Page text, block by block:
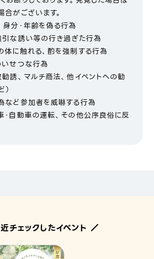
がございます。
身分・年齢を偽る行為
引な誘い等の行き過ぎた行為
体に触れる、酌を強制する行為
いせつな行為
勧誘、マルチ商法、他イベントへの勧
など参加者を威嚇する行為
・自動車の運転、その他公序良俗に反
チェックしたイベント ／